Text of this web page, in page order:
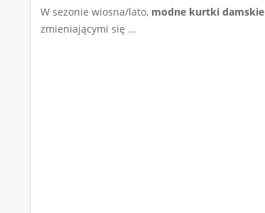
W sezonie wiosna/lato, modne kurtki damskie
zmieniającymi się …